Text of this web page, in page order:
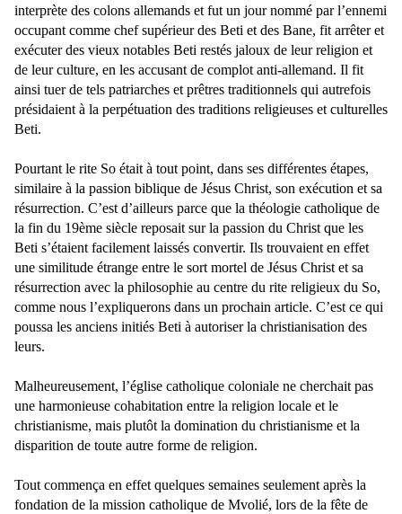
interprète des colons allemands et fut un jour nommé par l’ennemi
occupant comme chef supérieur des Beti et des Bane, fit arrêter et
exécuter des vieux notables Beti restés jaloux de leur religion et
de leur culture, en les accusant de complot anti-allemand. Il fit
ainsi tuer de tels patriarches et prêtres traditionnels qui autrefois
présidaient à la perpétuation des traditions religieuses et culturelles
Beti.
Pourtant le rite So était à tout point, dans ses différentes étapes,
similaire à la passion biblique de Jésus Christ, son exécution et sa
résurrection. C’est d’ailleurs parce que la théologie catholique de
la fin du 19ème siècle reposait sur la passion du Christ que les
Beti s’étaient facilement laissés convertir. Ils trouvaient en effet
une similitude étrange entre le sort mortel de Jésus Christ et sa
résurrection avec la philosophie au centre du rite religieux du So,
comme nous l’expliquerons dans un prochain article. C’est ce qui
poussa les anciens initiés Beti à autoriser la christianisation des
leurs.
Malheureusement, l’église catholique coloniale ne cherchait pas
une harmonieuse cohabitation entre la religion locale et le
christianisme, mais plutôt la domination du christianisme et la
disparition de toute autre forme de religion.
Tout commença en effet quelques semaines seulement après la
fondation de la mission catholique de Mvolié, lors de la fête de